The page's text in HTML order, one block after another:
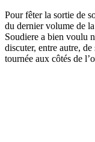
Pour fêter la sortie de
du dernier volume de
Soudiere a bien voulu
discuter, entre autre,
tournée aux côtés de